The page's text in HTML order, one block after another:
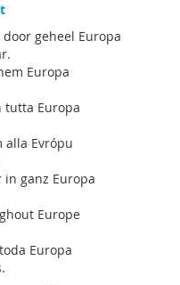
geheel Europa
Europa
tutta Europa
alla Evrópu
ganz Europa
Europe
Europa